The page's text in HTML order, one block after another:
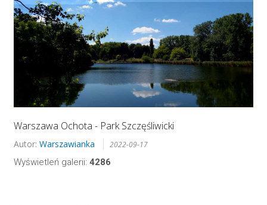
Warszawa Ochota - Park Szczęśliwicki
Autor: Warszawianka 2022-09-17
Wyświetleń galerii: 4286